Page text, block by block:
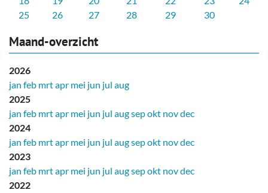
25
26 27 28 29 30
Maand-overzicht
2026
jan feb mrtapr mei jun jul aug
2025
jan feb mrtapr mei jun jul augsepokt novdec
2024
jan feb mrtapr mei jun jul augsepokt novdec
2023
jan feb mrtapr mei jun jul augsepokt novdec
2022